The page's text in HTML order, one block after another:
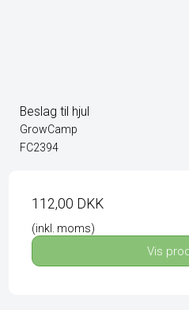
Beslag til hjul
GrowCamp
FC2394
112,00 DKK
(inkl. moms)
Vis